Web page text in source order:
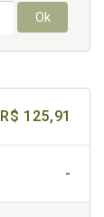
Ok
R$ 125,91
-